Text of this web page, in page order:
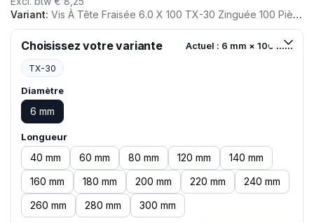
Variant: Vis À Tête Fraisée 6.0 X 100 TX-30 Zinguée 100 Pièces
Choisissez votre variante Actuel : 6 mm × 100 mm
TX-30
Diamètre
6 mm
Longueur
40 mm 60 mm 80 mm 120 mm
140 mm
160 mm
180 mm 200 mm 220 mm
240 mm
260 mm
280 mm 300 mm